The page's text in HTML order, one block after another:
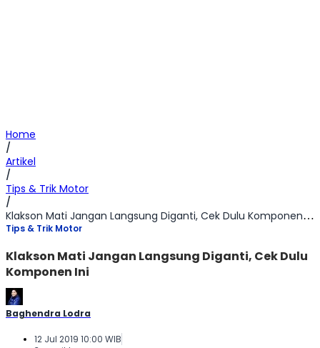
Home
/
Artikel
/
Tips & Trik Motor
/
Klakson Mati Jangan Langsung Diganti, Cek Dulu Komponen Ini
Tips & Trik Motor
Klakson Mati Jangan Langsung Diganti, Cek Dulu
Komponen Ini
Baghendra Lodra
12 Jul 2019 10:00 WIB